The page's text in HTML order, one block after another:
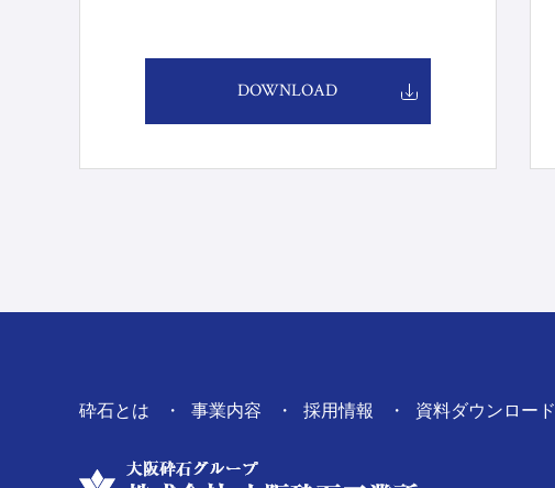
DOWNLOAD
砕石とは 事業内容 採用情報 資料ダウンロード